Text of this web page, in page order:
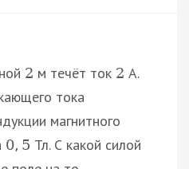
2 м течёт ток 2 А.
тока
магнитного
0, 5 Тл. С какой силой